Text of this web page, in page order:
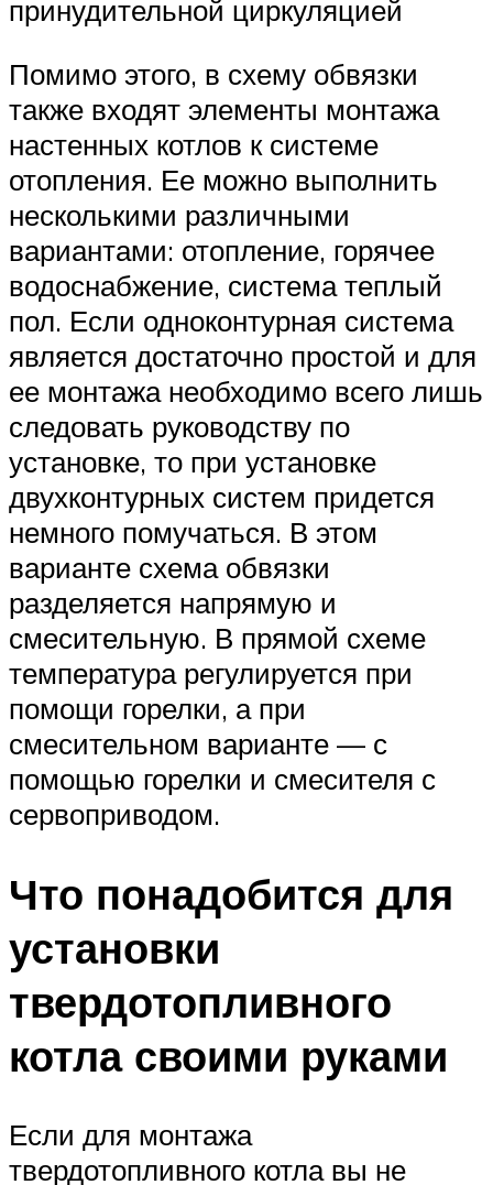
принудительной циркуляцией
Помимо этого, в схему обвязки
также входят элементы монтажа
настенных котлов к системе
отопления. Ее можно выполнить
несколькими различными
вариантами: отопление, горячее
водоснабжение, система теплый
пол. Если одноконтурная система
является достаточно простой и для
ее монтажа необходимо всего лишь
следовать руководству по
установке, то при установке
двухконтурных систем придется
немного помучаться. В этом
варианте схема обвязки
разделяется напрямую и
смесительную. В прямой схеме
температура регулируется при
помощи горелки, а при
смесительном варианте — с
помощью горелки и смесителя с
сервоприводом.
Что понадобится для
установки
твердотопливного
котла своими руками
Если для монтажа
твердотопливного котла вы не